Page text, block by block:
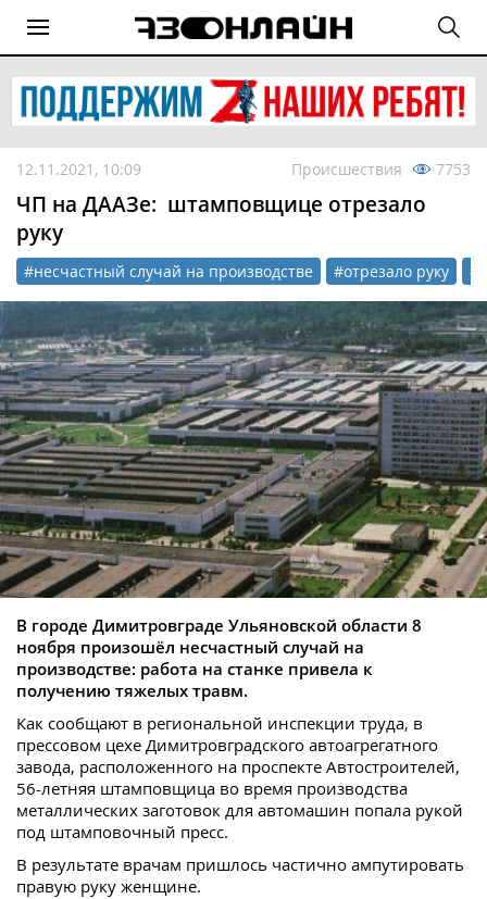
12.11.2021, 10:09 Происшествия 7753
ЧП на ДААЗе: штамповщице отрезало
руку
#несчастный случай на производстве #отрезало руку
В городе Димитровграде Ульяновской области 8
ноября произошёл несчастный случай на
производстве: работа на станке привела к
получению тяжелых травм.
Как сообщают в региональной инспекции труда, в
прессовом цехе Димитровградского автоагрегатного
завода, расположенного на проспекте Автостроителей,
56-летняя штамповщица во время производства
металлических заготовок для автомашин попала рукой
под штамповочный пресс.
В результате врачам пришлось частично ампутировать
правую руку женщине.